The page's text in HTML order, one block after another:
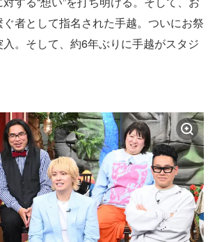
者として指名された手越。ついにお祭
入。そして、約6年ぶりに手越がスタジ